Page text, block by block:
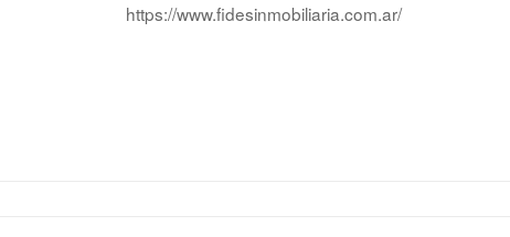
https://www.fidesinmobiliaria.com.ar/